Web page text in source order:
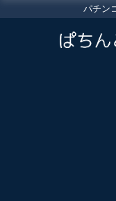
パチン